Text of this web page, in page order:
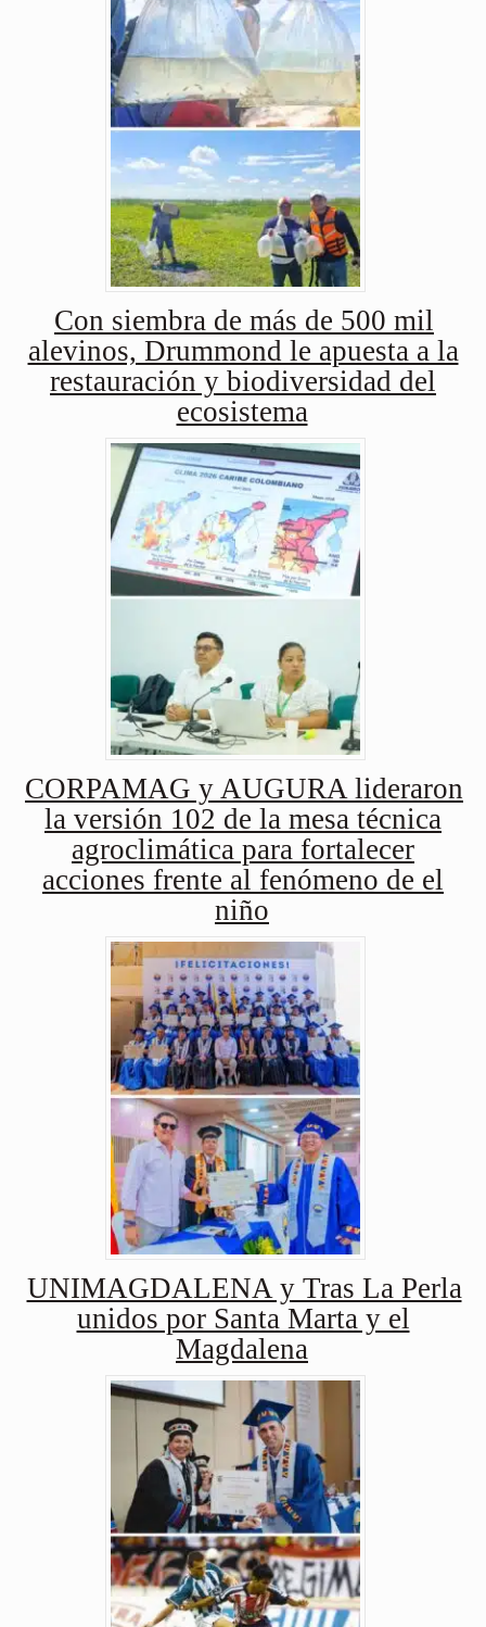
Con siembra de más de 500 mil
alevinos, Drummond le apuesta a la
restauración y biodiversidad del
ecosistema
CORPAMAG y AUGURA lideraron
la versión 102 de la mesa técnica
agroclimática para fortalecer
acciones frente al fenómeno de el
niño
UNIMAGDALENA y Tras La Perla
unidos por Santa Marta y el
Magdalena